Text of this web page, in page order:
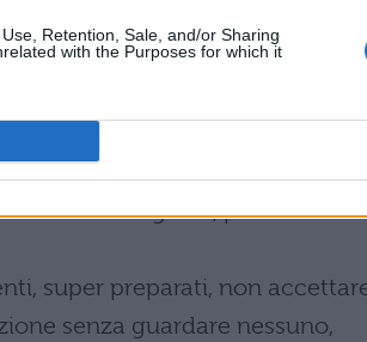
Retention, Sale, and/or Sharing
with the Purposes for which it
COSA
a valutare le
cosa: in sede d’esame
maniera sbagliata, potrebbe
super preparati, non
senza guardare nessuno,